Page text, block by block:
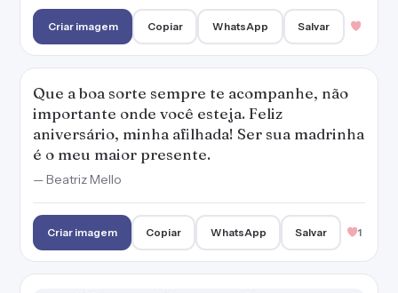
Criar imagem Copiar WhatsApp Salvar
Que a boa sorte sempre te acompanhe, não
importante onde você esteja. Feliz
aniversário, minha afilhada! Ser sua madrinha
é o meu maior presente.
— Beatriz Mello
Criar imagem Copiar WhatsApp Salvar 1